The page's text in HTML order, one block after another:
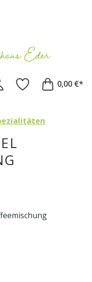
0,00 €*